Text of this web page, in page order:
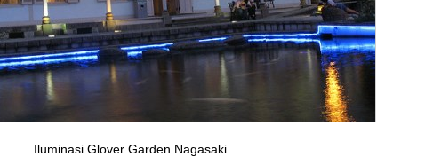
Iluminasi Glover Garden Nagasaki